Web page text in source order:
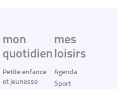
mon
quotidien
Petite enfance
et jeunesse
mes
loisirs
Agenda
Sport